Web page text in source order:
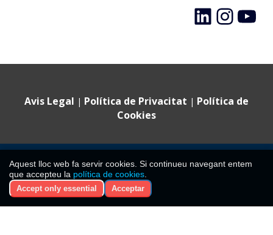
LinkedInInstagram
YouTube
Avis Legal | Política de Privacitat | Política de
Cookies
2024 Fundació Hospital Sant Jaume i Santa Magdalena ·
Tots els drets reservats
CIF: G08477788. Inscrita al Registre de Fundacions de la
Generalitat de Catalunya amb el núm. 397.
Aquest lloc web fa servir cookies. Si continueu navegant entem
que accepteu la política de cookies
Accept only essential Acceptar